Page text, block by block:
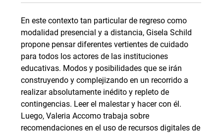
En este contexto tan particular de regreso como
modalidad presencial y a distancia, Gisela Schild
propone pensar diferentes vertientes de cuidado
para todos los actores de las instituciones
educativas. Modos y posibilidades que se irán
construyendo y complejizando en un recorrido a
realizar absolutamente inédito y repleto de
contingencias. Leer el malestar y hacer con él.
Luego, Valeria Accomo trabaja sobre
recomendaciones en el uso de recursos digitales de